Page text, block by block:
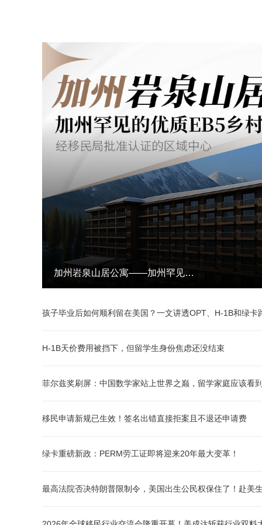
美成达三年蝉联全球移民 TOP25
孩子毕业后如何顺利留在美国？一文讲透OPT、H-1B和绿卡
H-1B天价费用被挡下，但留学生身份焦虑还没结束
菲尔兹奖刷屏：中国数学家站上世界之巅，留学家庭应该看
移民申请新规已生效！签名出错直接拒案且不退还申请费
绿卡重磅新政：PERM劳工证即将迎来20年最大变革！
最高法院否决特朗普限制令，美国出生公民权保住了！赴美
在线预约